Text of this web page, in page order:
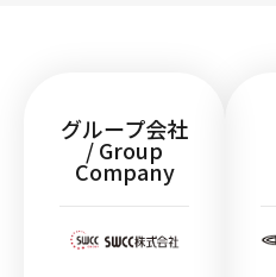
グループ会社
/ Group
Company